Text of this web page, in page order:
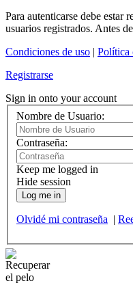
Para autenticarse debe estar
usuarios registrados. Antes
Condiciones de uso
Política
Registrarse
Sign in onto your account
Nombre de Usuario:
Contraseña:
Keep me logged in
Hide session
Log me in
Olvidé mi contraseña |